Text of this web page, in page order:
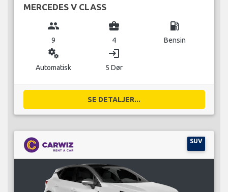
MERCEDES V CLASS
group
9
business_center
4
local_gas_station
Bensin
miscellaneous_services
Automatisk
login
5 Dør
SE DETALJER...
SUV